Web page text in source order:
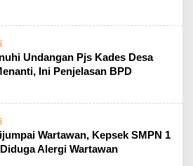
Undangan Pjs Kades Desa
Ini Penjelasan BPD
Wartawan, Kepsek SMPN 1
Alergi Wartawan